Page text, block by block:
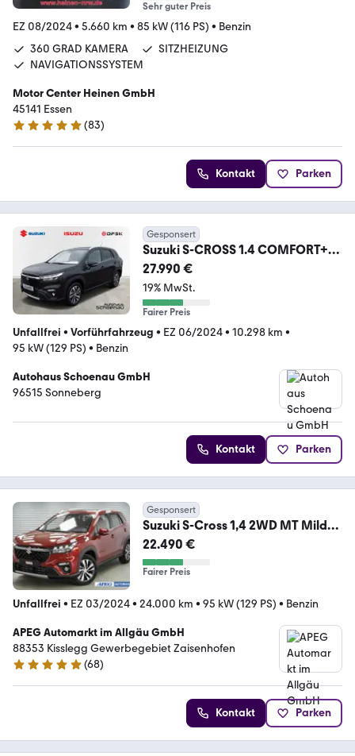
Sehr guter Preis
EZ 08/2024• 5.660 km • 85 kW (116 PS) • Benzin
360 GRAD KAMERA
SITZHEIZUNG
NAVIGATIONSSYSTEM
Motor Center Heinen GmbH
45141 Essen
4.9 Sterne
(83)
Kontakt Parken
Gesponsert
Suzuki S-CROSS 1.4 COMFORT+
ALLGRIP COMFORT
27.990 €
19% MwSt.
Fairer Preis
Unfallfrei • Vorführfahrzeug • EZ 06/2024• 10.298 km •
95 kW (129 PS) • Benzin
Autohaus Schoenau GmbH
96515 Sonneberg
Kontakt Parken
Gesponsert
Suzuki S-Cross 1,4 2WD MT Mild-
Hybrid Comfort+ PA -LAG.
22.490 €
Fairer Preis
Unfallfrei • EZ 03/2024• 24.000 km • 95 kW (129 PS) • Benzin
APEG Automarkt im Allgäu GmbH
88353 Kisslegg Gewerbegebiet Zaisenhofen
4.8 Sterne
(68)
Kontakt Parken